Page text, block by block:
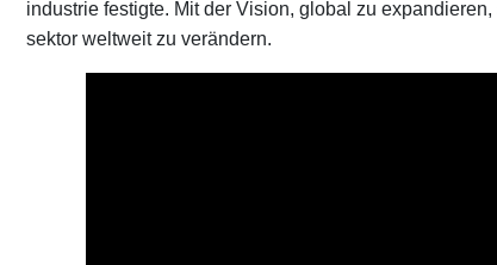
industrie festigte. Mit der Vision, global zu
sektor weltweit zu verändern.